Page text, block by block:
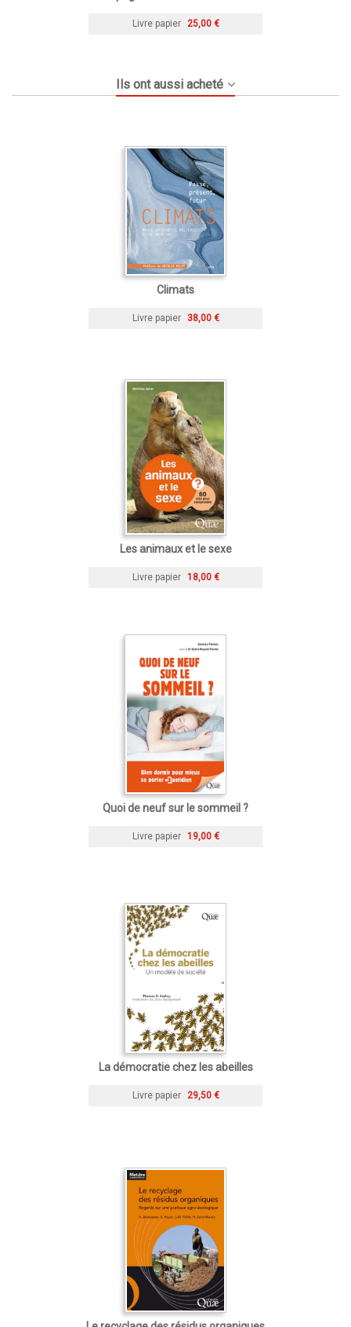
Livre papier 25,00 €
Ils ont aussi acheté
Climats
Livre papier 38,00 €
Les animaux et le sexe
Livre papier 18,00 €
Quoi de neuf sur le sommeil ?
Livre papier 19,00 €
La démocratie chez les abeilles
Livre papier 29,50 €